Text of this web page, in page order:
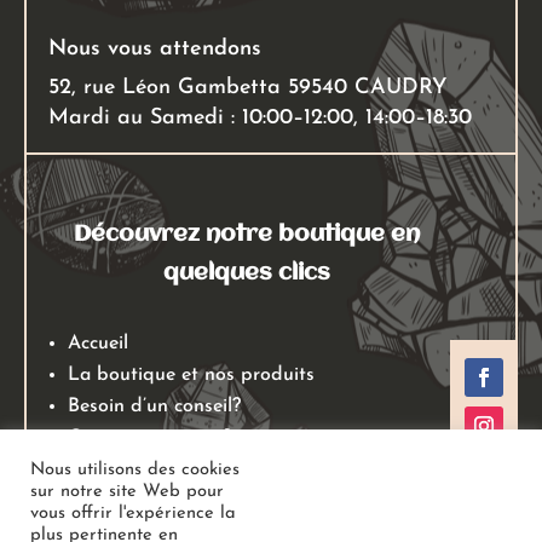
Nous vous attendons
52, rue Léon Gambetta 59540 CAUDRY
Mardi au Samedi : 10:00–12:00, 14:00–18:30
Découvrez notre boutique en
quelques clics
Accueil
La boutique et nos produits
Besoin d’un conseil?
Mentions légales
Conditions générales de ventes
Politiques de retours
Nous utilisons des cookies
sur notre site Web pour
vous offrir l'expérience la
plus pertinente en